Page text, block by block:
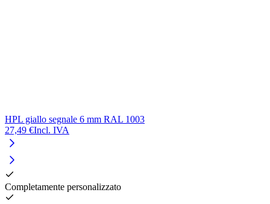
HPL giallo segnale 6 mm RAL 1003
27,49 €Incl. IVA
Completamente personalizzato